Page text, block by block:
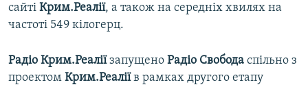
сайті Крим.Реалії, а також на середніх хвилях на
частоті 549 кілогерц. ​
Радіо Крим.Реаліїзапущено Радіо Свобода спільно з
проектом Крим.Реаліїв рамках другого етапу